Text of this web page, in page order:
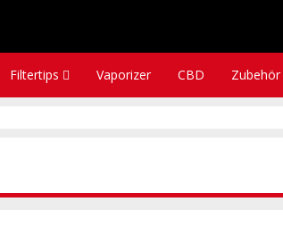
Filtertips Vaporizer CBD Zubehör